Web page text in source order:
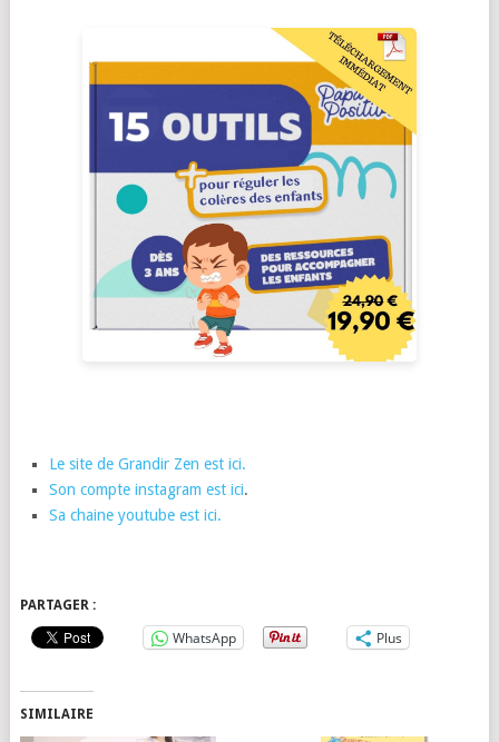
Le site de Grandir Zen est ici.
Son compte instagram est ici.
Sa chaine youtube est ici.
PARTAGER :
WhatsApp Plus
SIMILAIRE